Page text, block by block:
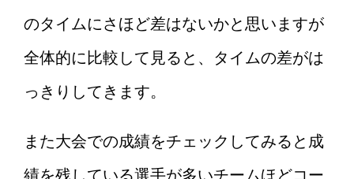
のタイムにさほど差はないかと思いますが
全体的に比較して見ると、タイムの差がは
っきりしてきます。
また大会での成績をチェックしてみると成
績を残している選手が多いチームほどコー